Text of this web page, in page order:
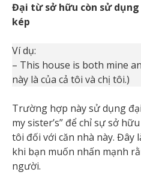
Đại từ sở hữu còn sử
kép
Ví dụ:
– This house is both mine
này là của cả tôi và chị tôi.)
Trường hợp này sử dụng
my sister’s” để chỉ sự sở
tôi đối với căn nhà này. Đây
khi bạn muốn nhấn mạnh
người.